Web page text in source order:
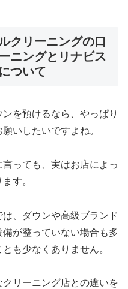
クリーニングの口
ニングとリナビス
ついて
を預けるなら、やっぱり
いしたいですよね。
っても、実はお店によっ
す。
、ダウンや高級ブランド
が整っていない場合も多
も少なくありません。
リーニング店との違いを